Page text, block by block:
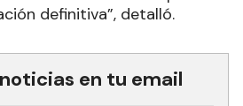
definitiva”, detalló.
en tu email